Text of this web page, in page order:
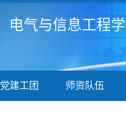
电气与信息工程
党建工团 师资队伍